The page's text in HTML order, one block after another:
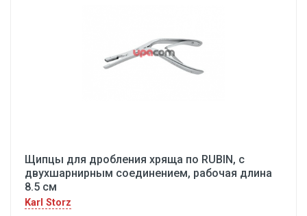
Щипцы для дробления хряща по RUBIN, с
двухшарнирным соединением, рабочая длина
8.5 см
Karl Storz